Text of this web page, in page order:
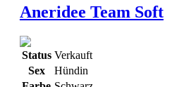
Aneridee Team Soft
Status Verkauft
Sex
Hündin